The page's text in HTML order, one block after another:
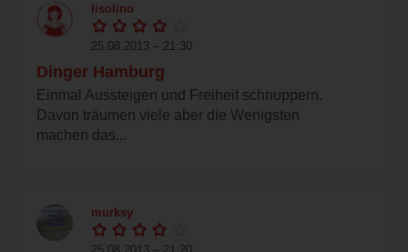
lisolino
25.08.2013 – 21:30
Dinger Hamburg
Einmal Aussteigen und Freiheit schnuppern.
Davon träumen viele aber die Wenigsten
machen das...
murksy